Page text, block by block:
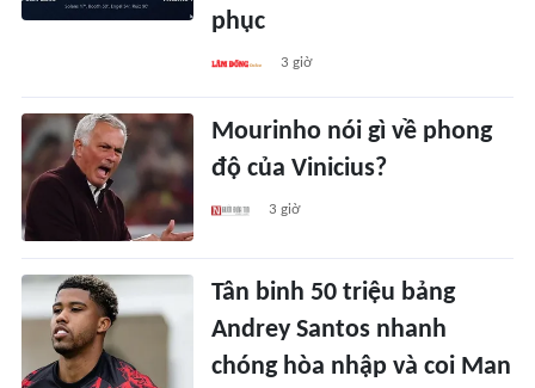
phục
3 giờ
Mourinho nói gì về phong
độ của Vinicius?
3 giờ
Tân binh 50 triệu bảng
Andrey Santos nhanh
chóng hòa nhập và coi Man